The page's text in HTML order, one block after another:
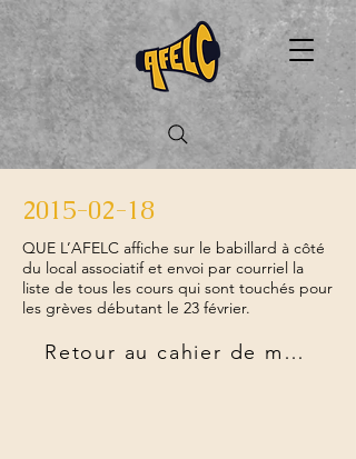
2015-02-18
QUE L’AFELC affiche sur le babillard à côté
du local associatif et envoi par courriel la
liste de tous les cours qui sont touchés pour
les grèves débutant le 23 février.
Retour au cahier de mandats